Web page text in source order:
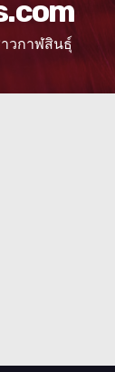
วกาฬสินธุ์